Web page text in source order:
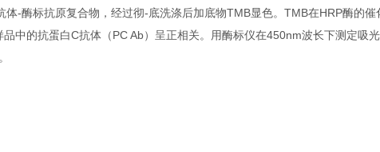
-酶标抗原复合物，经过彻-底洗涤后加底物TMB显色。TMB在HRP酶的催
中的抗蛋白C抗体（PC Ab）呈正相关。用酶标仪在450nm波长下测定吸光